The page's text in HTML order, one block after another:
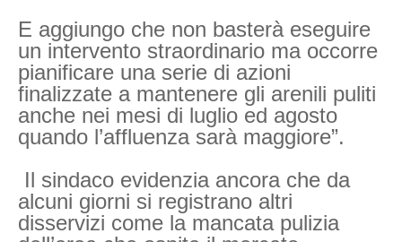
E aggiungo che non basterà eseguire
un intervento straordinario ma occorre
pianificare una serie di azioni
finalizzate a mantenere gli arenili puliti
anche nei mesi di luglio ed agosto
quando l’affluenza sarà maggiore”.
Il sindaco evidenzia ancora che da
alcuni giorni si registrano altri
disservizi come la mancata pulizia